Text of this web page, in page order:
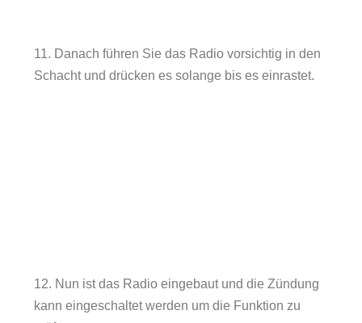
11. Danach führen Sie das Radio vorsichtig in den
Schacht und drücken es solange bis es einrastet.
12. Nun ist das Radio eingebaut und die Zündung
kann eingeschaltet werden um die Funktion zu